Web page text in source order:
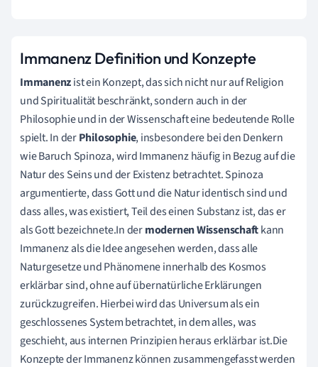
Immanenz Definition und Konzepte
Immanenzist ein Konzept, das sich nicht nur auf Religion
und Spiritualität beschränkt, sondern auch in der
Philosophie und in der Wissenschaft eine bedeutende Rolle
spielt. In derPhilosophie, insbesondere bei den Denkern
wie Baruch Spinoza, wird Immanenz häufig in Bezug auf die
Natur des Seins und der Existenz betrachtet. Spinoza
argumentierte, dass Gott und die Natur identisch sind und
dass alles, was existiert, Teil des einen Substanz ist, das er
als Gott bezeichnete.In dermodernen Wissenschaftkann
Immanenz als die Idee angesehen werden, dass alle
Naturgesetze und Phänomene innerhalb des Kosmos
erklärbar sind, ohne auf übernatürliche Erklärungen
zurückzugreifen. Hierbei wird das Universum als ein
geschlossenes System betrachtet, in dem alles, was
geschieht, aus internen Prinzipien heraus erklärbar ist.Die
Konzepte der Immanenz können zusammengefasst werden